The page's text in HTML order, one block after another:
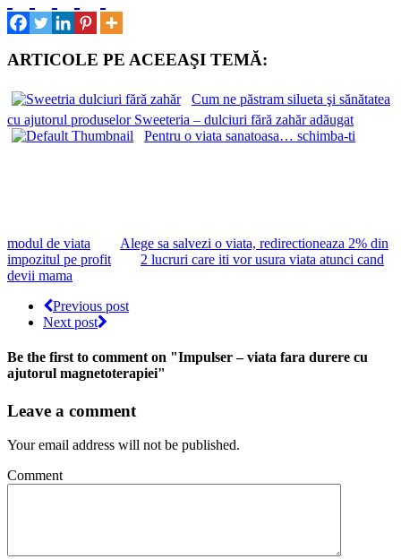
ARTICOLE PE ACEEAŞI TEMĂ:
Cum ne păstram silueta şi sănătatea
cu ajutorul produselor Sweeteria – dulciuri fără zahăr adăugat
Pentru o viata sanatoasa… schimba-ti
modul de viata
Alege sa salvezi o viata, redirectioneaza 2% din
impozitul pe profit
2 lucruri care iti vor usura viata atunci cand
devii mama
Previous post
Next post
Be the first to comment on "Impulser – viata fara durere cu
ajutorul magnetoterapiei"
Leave a comment
Your email address will not be published.
Comment